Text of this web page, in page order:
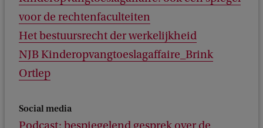
voor de rechtenfaculteiten
Het bestuursrecht der werkelijkheid
NJB Kinderopvangtoeslagaffaire_Brink
Ortlep
Social media